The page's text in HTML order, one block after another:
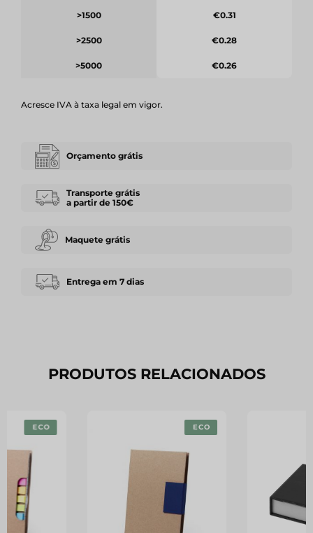
>1500
>2500
>5000
€0.31
€0.28
€0.26
Acresce IVA à taxa legal em vigor.
Orçamento grátis
Transporte grátis
a partir de 150€
Maquete grátis
Entrega em 7 dias
PRODUTOS RELACIONADOS
ECO ECO